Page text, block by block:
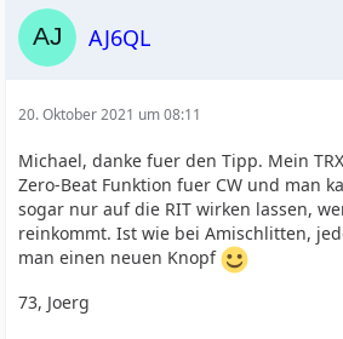
AJ6QL
20. Oktober 2021 um 08:11
Michael, danke fuer den Tipp. Mein
Zero-Beat Funktion fuer CW und man
sogar nur auf die RIT wirken lassen,
reinkommt. Ist wie bei Amischlitten,
man einen neuen Knopf
73, Joerg